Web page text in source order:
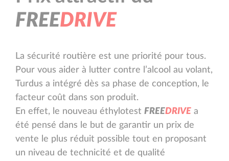
FREEDRIVE
La sécurité routière est une priorité pour tous.
Pour vous aider à lutter contre l’alcool au volant,
Turdus a intégré dès sa phase de conception, le
facteur coût dans son produit.
En effet, le nouveau éthylotest FREEDRIVE a
été pensé dans le but de garantir un prix de
vente le plus réduit possible tout en proposant
un niveau de technicité et de qualité